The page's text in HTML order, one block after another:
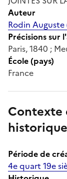
Auteur
Rodin Auguste
Précisions sur
Paris, 1840 ;
École (pays)
France
Contexte
historique
Période de
4e quart 19e